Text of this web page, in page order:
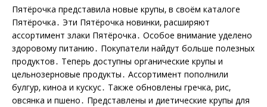
Пятёрочка представила новые крупы‚ в своём каталоге
Пятёрочка․ Эти Пятёрочка новинки‚ расширяют
ассортимент злаки Пятёрочка․ Особое внимание уделено
здоровому питанию․ Покупатели найдут больше полезных
продуктов․ Теперь доступны органические крупы и
цельнозерновые продукты․ Ассортимент пополнили
булгур‚ киноа и кускус․ Также обновлены гречка‚ рис‚
овсянка и пшено․ Представлены и диетические крупы для